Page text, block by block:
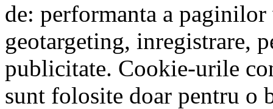
de: performanta a
geotargeting, inregistrare,
publicitate. Cookie-urile
sunt folosite doar pentru o